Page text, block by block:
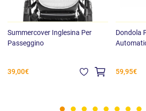
Summercover Inglesina Per
Passeggino
39,00€
Dondola
59,95€